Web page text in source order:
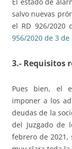
El estado de
salvo nuevas
el RD 926/2020
956/2020 de 3
3.- Requisitos
Pues bien, el
imponer a los
deudas de la
del Juzgado de
febrero de 2021,